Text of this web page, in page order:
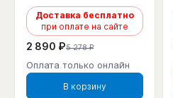
Доставка бесплатно
при оплате на сайте
2 890 ₽5 278 ₽
Оплата только онлайн
В корзину